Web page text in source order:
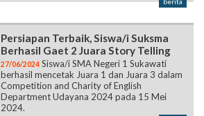
Persiapan Terbaik, Siswa/i Suksma
Berhasil Gaet 2 Juara Story Telling
27/06/2024 Siswa/i SMA Negeri 1 Sukawati
berhasil mencetak Juara 1 dan Juara 3 dalam
Competition and Charity of English
Department Udayana 2024 pada 15 Mei
2024.